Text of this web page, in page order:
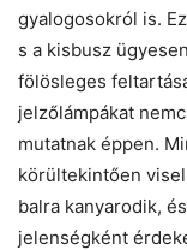
gyalogosokról is.
s a kisbusz
fölösleges
jelzőlámpákat
mutatnak éppen.
körültekintően
balra kanyarodik,
jelenségként